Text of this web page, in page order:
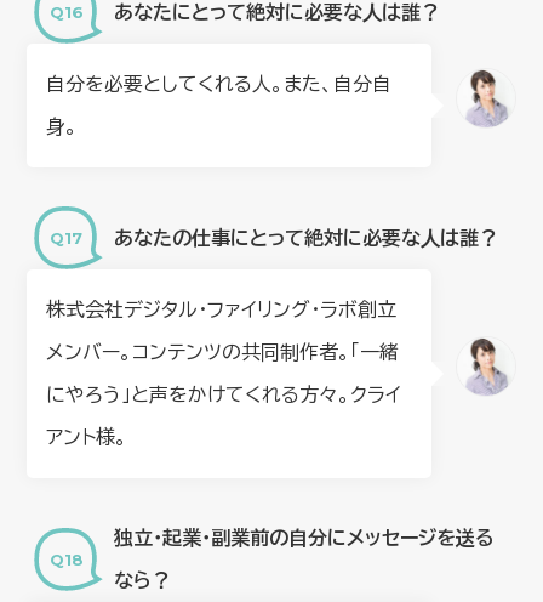
あなたにとって絶対に必要な⼈は誰？
自分を必要としてくれる人。また、自分自
身。
あなたの仕事にとって絶対に必要な⼈は誰？
株式会社デジタル・ファイリング・ラボ創立
メンバー。コンテンツの共同制作者。「一緒
にやろう」と声をかけてくれる方々。クライ
アント様。
独立・起業・副業前の自分にメッセージを送る
なら？